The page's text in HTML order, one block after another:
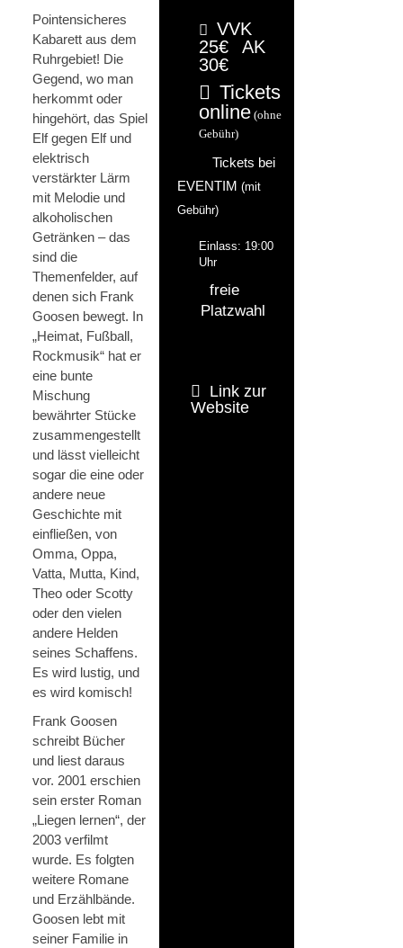
Pointensicheres
Kabarett aus dem
Ruhrgebiet! Die
Gegend, wo man
herkommt oder
hingehört, das Spiel
Elf gegen Elf und
elektrisch
verstärkter Lärm
mit Melodie und
alkoholischen
Getränken – das
sind die
Themenfelder, auf
denen sich Frank
Goosen bewegt. In
„Heimat, Fußball,
Rockmusik“ hat er
eine bunte
Mischung
bewährter Stücke
zusammengestellt
und lässt vielleicht
sogar die eine oder
andere neue
Geschichte mit
einfließen, von
Omma, Oppa,
Vatta, Mutta, Kind,
Theo oder Scotty
oder den vielen
andere Helden
seines Schaffens.
Es wird lustig, und
es wird komisch!
Frank Goosen
schreibt Bücher
und liest daraus
vor. 2001 erschien
sein erster Roman
„Liegen lernen“, der
2003 verfilmt
wurde. Es folgten
weitere Romane
und Erzählbände.
Goosen lebt mit
seiner Familie in
VVK
25€
AK
30€
Tickets
online(ohne
Gebühr)
Tickets bei
EVENTIM (mit
Gebühr)
Einlass: 19:00
Uhr
freie
Platzwahl
Link zur
Website